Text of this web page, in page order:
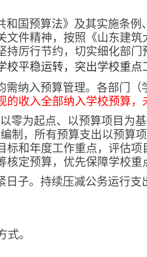
和国预算法》及其实施条
文件精神，按照《山东建
持厉行节约，切实细化部
校平稳运转，突出学校重
需纳入预算管理。各部门
的收入全部纳入学校预算，
零为起点、以预算项目为
制，所有预算支出以预算
标和年度工作重点，评估
定预算，优先保障学校重
子。持续压减公务运行支
式。